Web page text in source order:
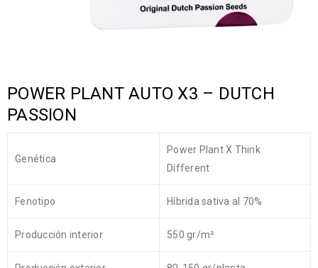
POWER PLANT AUTO X3 – DUTCH
PASSION
Genética
Power Plant X Think
Different
Fenotipo Híbrida sativa al 70%
Producción interior 550 gr/m²